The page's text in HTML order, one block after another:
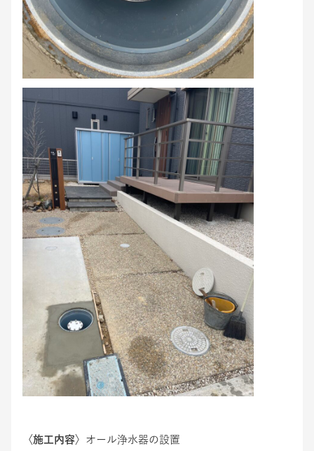
〈施工内容〉 オール浄水器の設置